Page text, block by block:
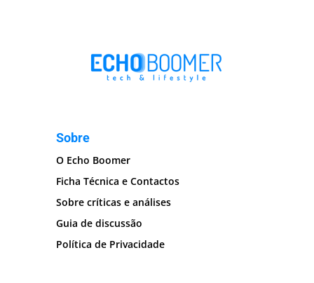
Sobre
O Echo Boomer
Ficha Técnica e Contactos
Sobre críticas e análises
Guia de discussão
Política de Privacidade